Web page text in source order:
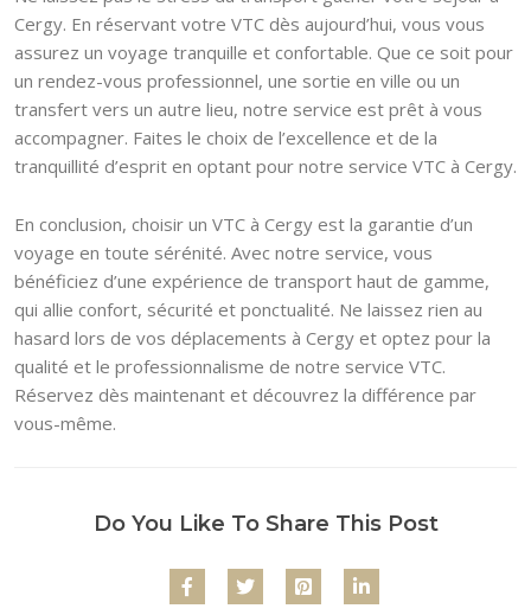
Cergy. En réservant votre VTC dès aujourd’hui, vous vous
assurez un voyage tranquille et confortable. Que ce soit pour
un rendez-vous professionnel, une sortie en ville ou un
transfert vers un autre lieu, notre service est prêt à vous
accompagner. Faites le choix de l’excellence et de la
tranquillité d’esprit en optant pour notre service VTC à Cergy.
En conclusion, choisir un VTC à Cergy est la garantie d’un
voyage en toute sérénité. Avec notre service, vous
bénéficiez d’une expérience de transport haut de gamme,
qui allie confort, sécurité et ponctualité. Ne laissez rien au
hasard lors de vos déplacements à Cergy et optez pour la
qualité et le professionnalisme de notre service VTC.
Réservez dès maintenant et découvrez la différence par
vous-même.
Do You Like To Share This Post